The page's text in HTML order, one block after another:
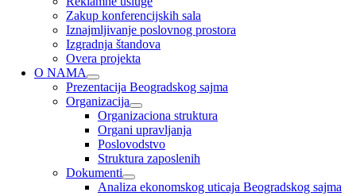
Zakup konferencijskih sala
Iznajmljivanje poslovnog prostora
Izgradnja štandova
Overa projekta
O NAMA
Prezentacija Beogradskog sajma
Organizacija
Organizaciona struktura
Organi upravljanja
Poslovodstvo
Struktura zaposlenih
Dokumenti
Analiza ekonomskog uticaja Beogradskog sajma